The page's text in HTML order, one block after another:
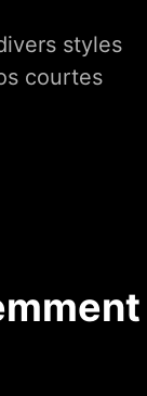
styles
courtes